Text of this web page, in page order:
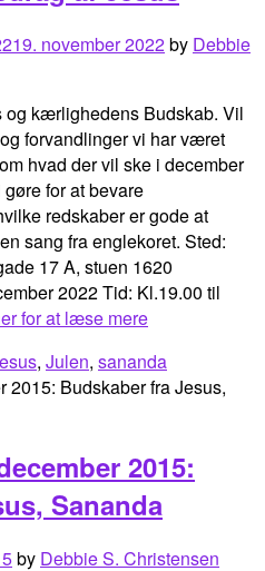
19. november 2022by Debbie
og kærlighedens Budskab. Vil
forvandlinger vi har været
hvad der vil ske i december
for at bevare
redskaber er gode at
sang fra englekoret. Sted:
17 A, stuen 1620
2022 Tid: Kl.19.00 til
for at læse mere
, Julen, sananda
2015:
Sananda
by Debbie S. Christensen